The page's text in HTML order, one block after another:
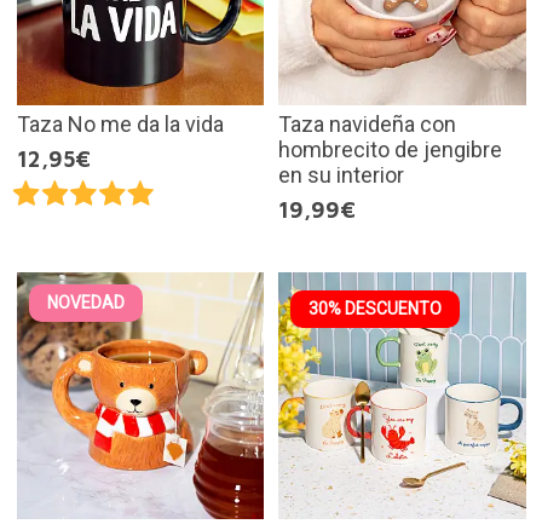
Taza No me da la vida
12,95€
Taza navideña con
hombrecito de jengibre
en su interior
19,99€
NOVEDAD 30% DESCUENTO